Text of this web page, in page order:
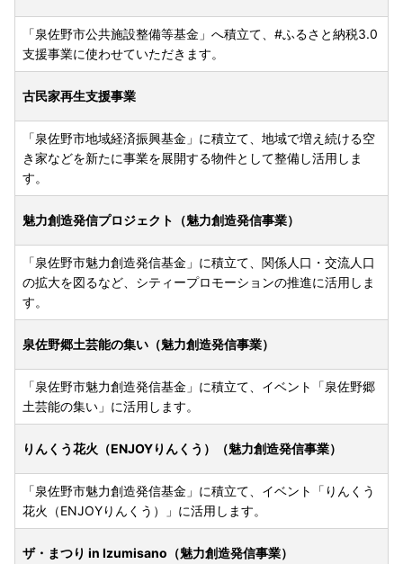
「泉佐野市公共施設整備等基金」へ積立て、#ふるさと納税3.0
支援事業に使わせていただきます。
古民家再生支援事業
「泉佐野市地域経済振興基金」に積立て、地域で増え続ける空
き家などを新たに事業を展開する物件として整備し活用しま
す。
魅力創造発信プロジェクト（魅力創造発信事業）
「泉佐野市魅力創造発信基金」に積立て、関係人口・交流人口
の拡大を図るなど、シティープロモーションの推進に活用しま
す。
泉佐野郷土芸能の集い（魅力創造発信事業）
「泉佐野市魅力創造発信基金」に積立て、イベント「泉佐野郷
土芸能の集い」に活用します。
りんくう花火（ENJOYりんくう）（魅力創造発信事業）
「泉佐野市魅力創造発信基金」に積立て、イベント「りんくう
花火（ENJOYりんくう）」に活用します。
ザ・まつり in Izumisano（魅力創造発信事業）